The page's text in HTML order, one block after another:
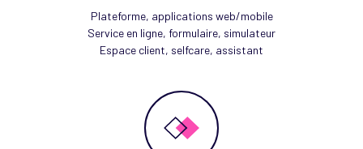
Plateforme, applications web/mobile
Service en ligne, formulaire, simulateur
Espace client, selfcare, assistant